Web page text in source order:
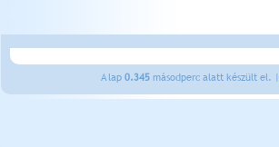
A lap 0.345 másodperc alatt készült el. |